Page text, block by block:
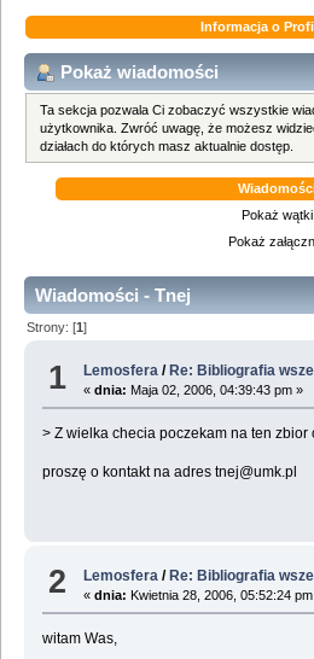
Informacja o
Pokaż wiadomości
Ta sekcja pozwala Ci zobaczyć wszystkie
użytkownika. Zwróć uwagę, że możesz
działach do których masz aktualnie dostęp.
Pokaż wątki
Pokaż
Wiadomości - Tnej
Strony: [1]
1 Lemosfera / Re: Bibliografia
«dnia: Maja 02, 2006, 04:39:43 pm »
> Z wielka checia poczekam na ten zbior
proszę o kontakt na adres tnej@umk.pl
2 Lemosfera /Re: Bibliografia
«dnia: Kwietnia 28, 2006, 05:52:24
witam Was,